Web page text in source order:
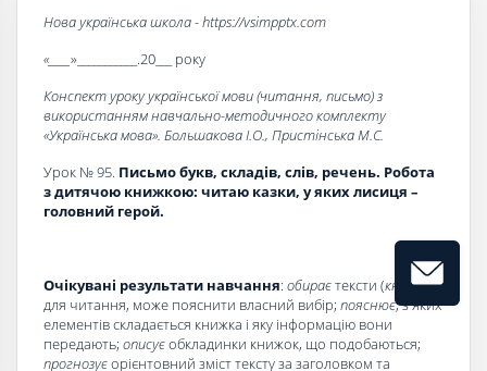
Нова українська школа - https://vsimpptx.com
«____ »___________.20___ року
Конспект уроку української мови (читання, письмо) з
використанням навчально-методичного комплекту
«Українська мова». Большакова І.О., Пристінська М.С.
Урок № 95. Письмо букв, складів, слів, речень. Робота
з дитячою книжкою: читаю казки, у яких лисиця –
головний герой.
Очікувані результати навчання: обираєтексти (книжки)
для читання, може пояснити власний вибір; пояснює, з яких
елементів складається книжка і яку інформацію вони
передають; описуєобкладинки книжок, що подобаються;
прогнозуєорієнтовний зміст тексту за заголовком та